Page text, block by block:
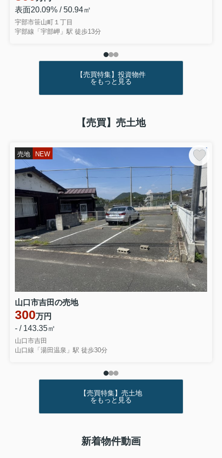
表面20.09% / 50.94㎡
宇部市笹山町１丁目
宇部線「宇部岬」駅 徒歩13分
【売買特集】投資物件
をもっと見る
【売買】売土地
売地 NEW
山口市吉田の売地
300万円
- / 143.35㎡
山口市吉田
山口線「湯田温泉」駅 徒歩30分
【売買特集】売土地
をもっと見る
新着物件動画